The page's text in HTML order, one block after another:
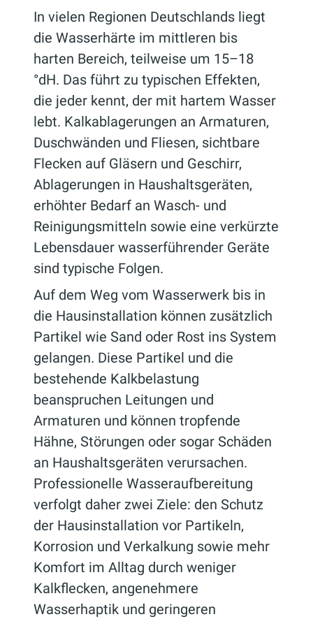
In vielen Regionen Deutschlands liegt
die Wasserhärte im mittleren bis
harten Bereich, teilweise um 15–18
°dH. Das führt zu typischen Effekten,
die jeder kennt, der mit hartem Wasser
lebt. Kalkablagerungen an Armaturen,
Duschwänden und Fliesen, sichtbare
Flecken auf Gläsern und Geschirr,
Ablagerungen in Haushaltsgeräten,
erhöhter Bedarf an Wasch- und
Reinigungsmitteln sowie eine verkürzte
Lebensdauer wasserführender Geräte
sind typische Folgen.
Auf dem Weg vom Wasserwerk bis in
die Hausinstallation können zusätzlich
Partikel wie Sand oder Rost ins System
gelangen. Diese Partikel und die
bestehende Kalkbelastung
beanspruchen Leitungen und
Armaturen und können tropfende
Hähne, Störungen oder sogar Schäden
an Haushaltsgeräten verursachen.
Professionelle Wasseraufbereitung
verfolgt daher zwei Ziele: den Schutz
der Hausinstallation vor Partikeln,
Korrosion und Verkalkung sowie mehr
Komfort im Alltag durch weniger
Kalkflecken, angenehmere
Wasserhaptik und geringeren